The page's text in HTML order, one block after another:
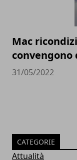
Mac
convengono
31/05/2022
CATEGORIE
Attualità